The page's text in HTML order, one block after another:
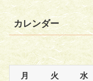
カレンダー
月 火 水